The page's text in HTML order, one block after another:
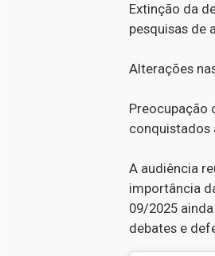
Extinção da
pesquisas de
Alterações
Preocupação
conquistados
A audiência
importância
09/2025
debates e